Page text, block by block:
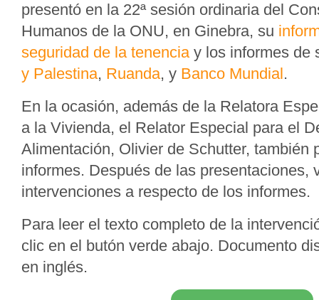
presentó en la 22ª sesión ordinaria del
Humanos de la ONU, en Ginebra, su
seguridad de la tenenciay los informes de
y Palestina, Ruanda, y Banco Mundial.
En la ocasión, además de la Relatora
a la Vivienda, el Relator Especial para el
Alimentación, Olivier de Schutter, también
informes. Después de las presentaciones,
intervenciones a respecto de los informes.
Para leer el texto completo de la
clic en el butón verde abajo. Documento
en inglés.